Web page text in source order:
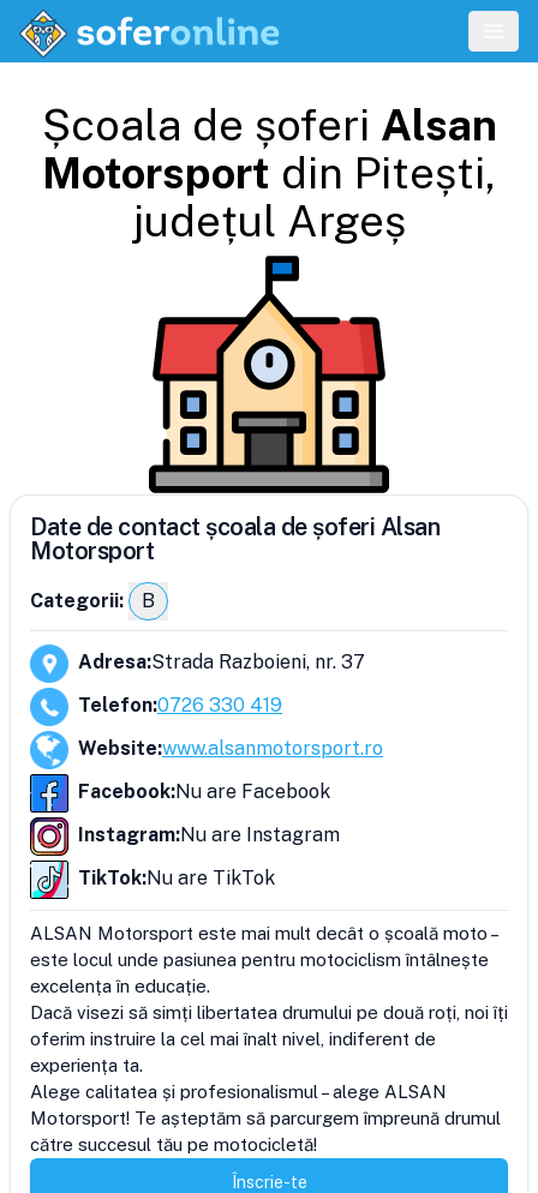
Școala de șoferi Alsan
Motorsport din Pitești,
județul Argeș
Date de contact școala de șoferi Alsan
Motorsport
Categorii: B
Adresa:Strada Razboieni, nr. 37
Telefon:0726 330 419
Website:www.alsanmotorsport.ro
Facebook:Nu are Facebook
Instagram:Nu are Instagram
TikTok:Nu are TikTok
ALSAN Motorsport este mai mult decât o școală moto –
este locul unde pasiunea pentru motociclism întâlnește
excelența în educație.
Dacă visezi să simți libertatea drumului pe două roți, noi îți
oferim instruire la cel mai înalt nivel, indiferent de
experiența ta.
Alege calitatea și profesionalismul – alege ALSAN
Motorsport! Te așteptăm să parcurgem împreună drumul
către succesul tău pe motocicletă!
Înscrie-te